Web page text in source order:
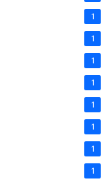
1
1
1
1
1
1
1
1